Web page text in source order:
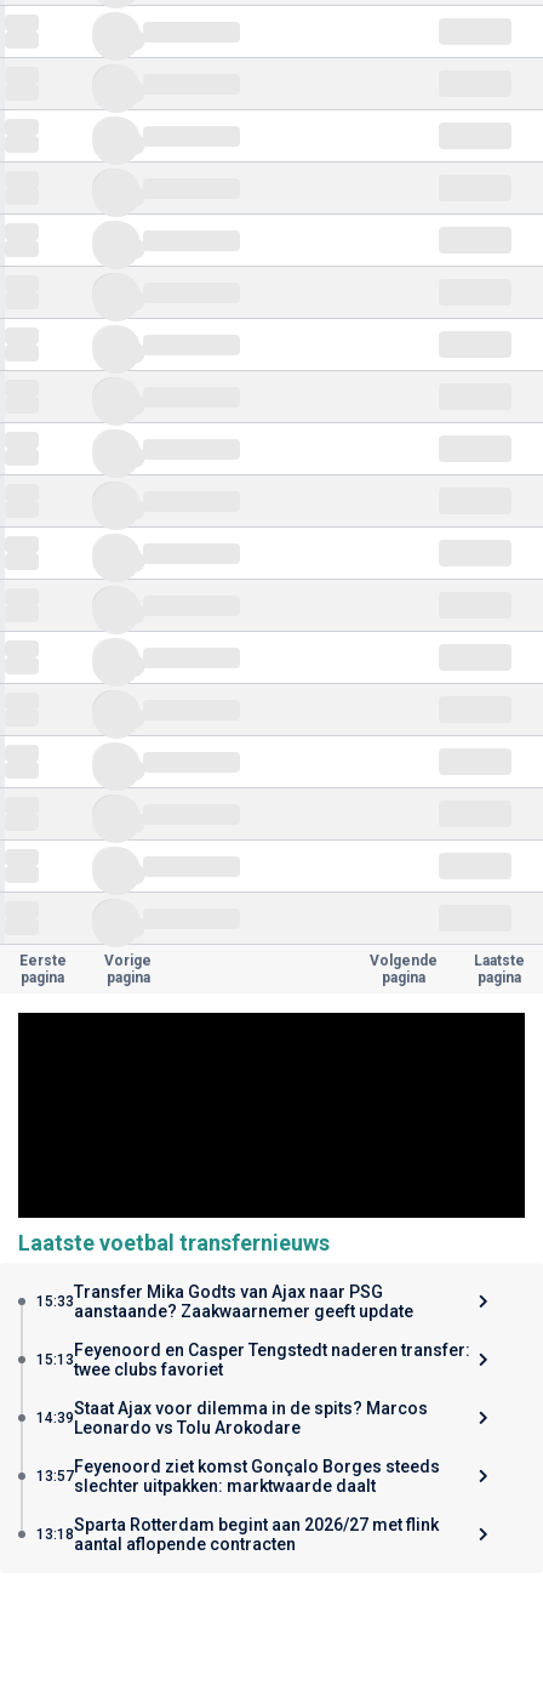
Eerste
pagina
Vorige
pagina
Volgende
pagina
Laatste
pagina
Laatste voetbal transfernieuws
15:33Transfer Mika Godts van Ajax naar PSG
aanstaande? Zaakwaarnemer geeft update
15:13 Feyenoord en Casper Tengstedt naderen transfer:
twee clubs favoriet
14:39Staat Ajax voor dilemma in de spits? Marcos
Leonardo vs Tolu Arokodare
13:57Feyenoord ziet komst Gonçalo Borges steeds
slechter uitpakken: marktwaarde daalt
13:18Sparta Rotterdam begint aan 2026/27 met flink
aantal aflopende contracten